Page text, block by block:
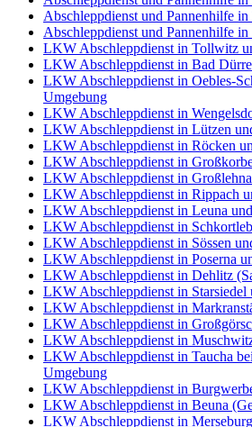
Abschleppdienst und Pannenhilfe in
Abschleppdienst und Pannenhilfe
LKW Abschleppdienst in Tollwitz
LKW Abschleppdienst in Bad
LKW Abschleppdienst in Oebles-
Umgebung
LKW Abschleppdienst in
LKW Abschleppdienst in Lützen
LKW Abschleppdienst in Röcken
LKW Abschleppdienst in
LKW Abschleppdienst in
LKW Abschleppdienst in Rippach
LKW Abschleppdienst in Leuna
LKW Abschleppdienst in
LKW Abschleppdienst in Sössen
LKW Abschleppdienst in Poserna
LKW Abschleppdienst in Dehlitz
LKW Abschleppdienst in Starsiedel
LKW Abschleppdienst in
LKW Abschleppdienst in
LKW Abschleppdienst in
LKW Abschleppdienst in Taucha
Umgebung
LKW Abschleppdienst in
LKW Abschleppdienst in Beuna
LKW Abschleppdienst in